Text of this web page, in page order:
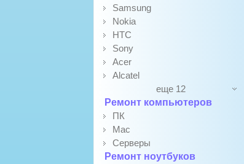
Samsung
Nokia
HTC
Sony
Acer
Alcatel
еще 12
Ремонт компьютеров
ПК
Mac
Серверы
Ремонт ноутбуков